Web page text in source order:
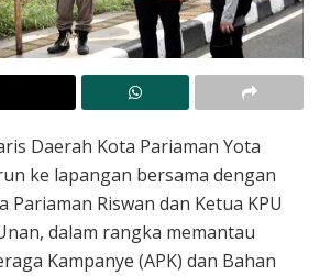
Daerah Kota Pariaman Yota
ke lapangan bersama dengan
Pariaman Riswan dan Ketua KPU
dalam rangka memantau
Kampanye (APK) dan Bahan